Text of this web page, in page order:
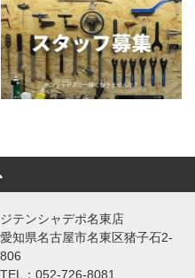
ジテンシャデポ名東店
愛知県名古屋市名東区猪子石2-
806
TEL：052-726-8081